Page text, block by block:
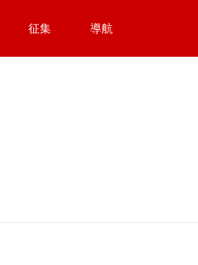
征集 導航